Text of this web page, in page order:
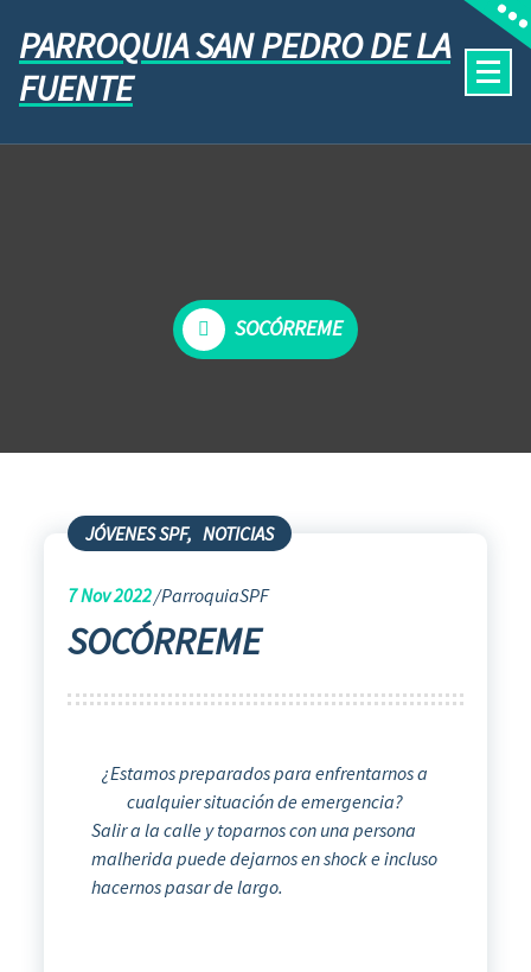
PARROQUIA SAN PEDRO DE LA
FUENTE
SOCÓRREME
JÓVENES SPF, NOTICIAS
7Nov 2022 ParroquiaSPF
SOCÓRREME
¿Estamos preparados para enfrentarnos a
cualquier situación de emergencia?
Salir a la calle y toparnos con una persona
malherida puede dejarnos en shock e incluso
hacernos pasar de largo.